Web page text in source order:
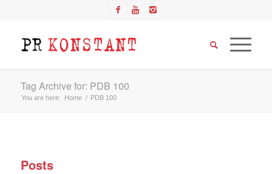
Tag Archive for: PDB 100
You are here: Home / PDB 100
Posts